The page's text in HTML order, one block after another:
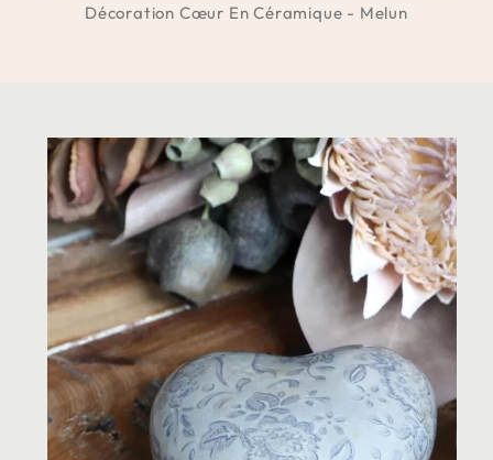
Décoration Cœur En Céramique - Melun